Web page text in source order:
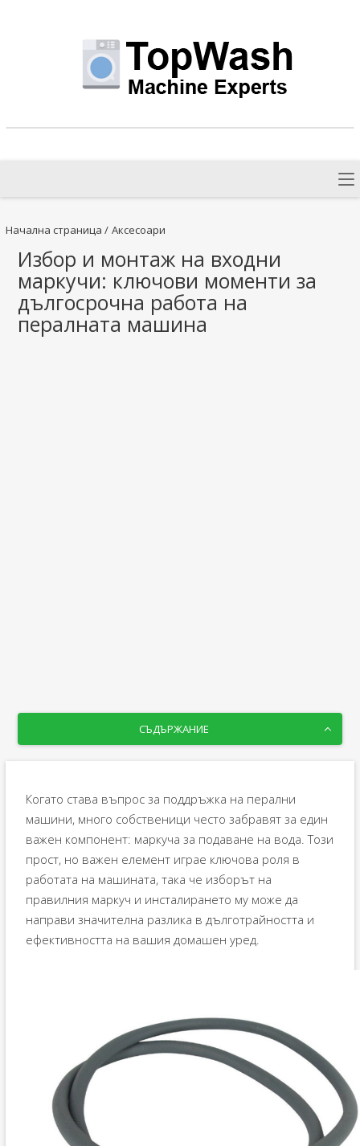
Начална страница / Аксесоари
Избор и монтаж на входни
маркучи: ключови моменти за
дългосрочна работа на
пералната машина
СЪДЪРЖАНИЕ
Когато става въпрос за поддръжка на перални
машини, много собственици често забравят за един
важен компонент: маркуча за подаване на вода. Този
прост, но важен елемент играе ключова роля в
работата на машината, така че изборът на
правилния маркуч и инсталирането му може да
направи значителна разлика в дълготрайността и
ефективността на вашия домашен уред.